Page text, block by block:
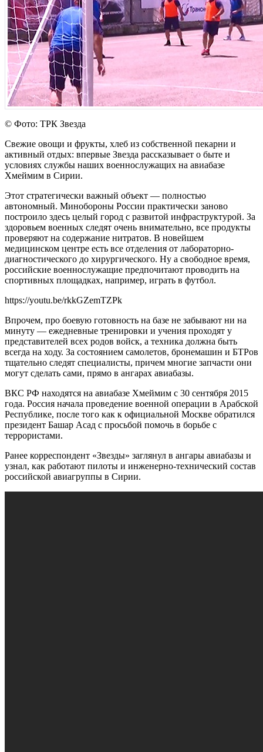
© Фото: ТРК Звезда
Свежие овощи и фрукты, хлеб из собственной пекарни и
активный отдых: впервые Звезда рассказывает о быте и
условиях службы наших военнослужащих на авиабазе
Хмеймим в Сирии.
Этот стратегически важный объект — полностью
автономный. Минобороны России практически заново
построило здесь целый город с развитой инфраструктурой. За
здоровьем военных следят очень внимательно, все продукты
проверяют на содержание нитратов. В новейшем
медицинском центре есть все отделения от лабораторно-
диагностического до хирургического. Ну а свободное время,
российские военнослужащие предпочитают проводить на
спортивных площадках, например, играть в футбол.
https://youtu.be/rkkGZemTZPk
Впрочем, про боевую готовность на базе не забывают ни на
минуту — ежедневные тренировки и учения проходят у
представителей всех родов войск, а техника должна быть
всегда на ходу. За состоянием самолетов, бронемашин и БТРов
тщательно следят специалисты, причем многие запчасти они
могут сделать сами, прямо в ангарах авиабазы.
ВКС РФ находятся на авиабазе Хмеймим с 30 сентября 2015
года. Россия начала проведение военной операции в Арабской
Республике, после того как к официальной Москве обратился
президент Башар Асад с просьбой помочь в борьбе с
террористами.
Ранее корреспондент «Звезды» заглянул в ангары авиабазы и
узнал, как работают пилоты и инженерно-технический состав
российской авиагруппы в Сирии.